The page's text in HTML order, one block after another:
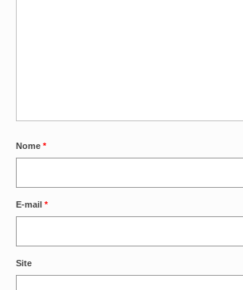
Nome *
E-mail *
Site